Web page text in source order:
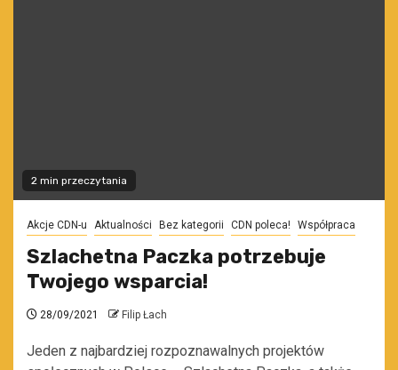
2 min przeczytania
Akcje CDN-u Aktualności Bez kategorii CDN poleca! Współpraca
Szlachetna Paczka potrzebuje
Twojego wsparcia!
28/09/2021 Filip Łach
Jeden z najbardziej rozpoznawalnych projektów